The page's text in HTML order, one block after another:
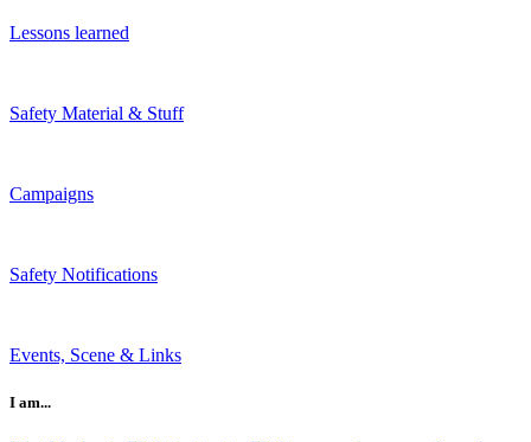
Lessons learned
Safety Material & Stuff
Campaigns
Safety Notifications
Events, Scene & Links
I am...